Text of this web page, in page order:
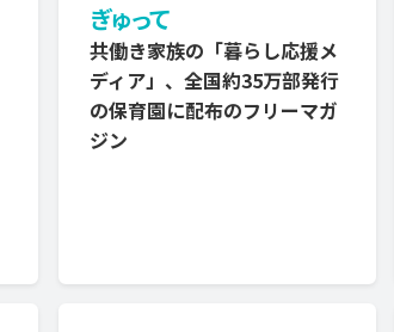
ぎゅって
共働き家族の「暮らし応援メ
ディア」、全国約35万部発行
の保育園に配布のフリーマガ
ジン